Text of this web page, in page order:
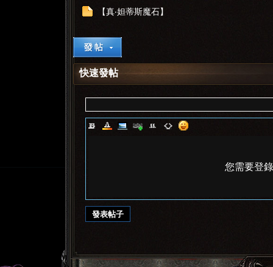
【真‧妲蒂斯魔石】
快速發帖
您需要登
發表帖子